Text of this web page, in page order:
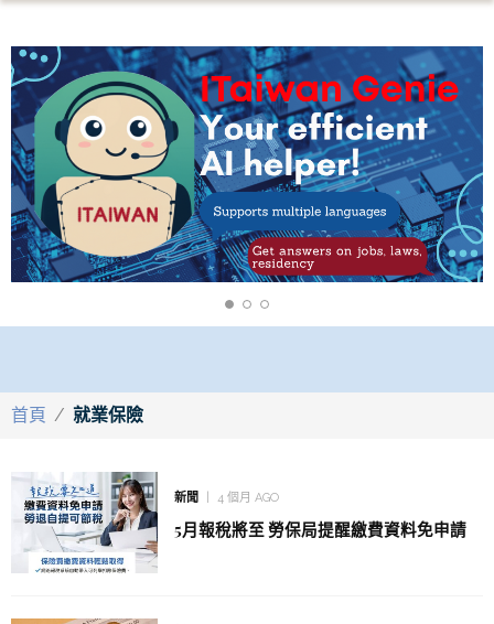
首頁 / 就業保險
新聞 4 個月 AGO
5月報稅將至 勞保局提醒繳費資料免申請